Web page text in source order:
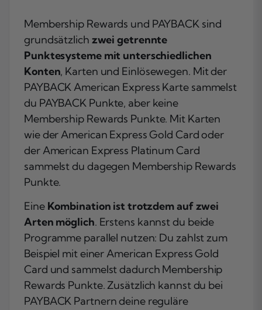
Membership Rewards und PAYBACK sind
grundsätzlich zwei getrennte
Punktesysteme mit unterschiedlichen
Konten, Karten und Einlösewegen. Mit der
PAYBACK American Express Karte sammelst
du PAYBACK Punkte, aber keine
Membership Rewards Punkte. Mit Karten
wie der American Express Gold Card oder
der American Express Platinum Card
sammelst du dagegen Membership Rewards
Punkte.
Eine Kombination ist trotzdem auf zwei
Arten möglich. Erstens kannst du beide
Programme parallel nutzen: Du zahlst zum
Beispiel mit einer American Express Gold
Card und sammelst dadurch Membership
Rewards Punkte. Zusätzlich kannst du bei
PAYBACK Partnern deine reguläre